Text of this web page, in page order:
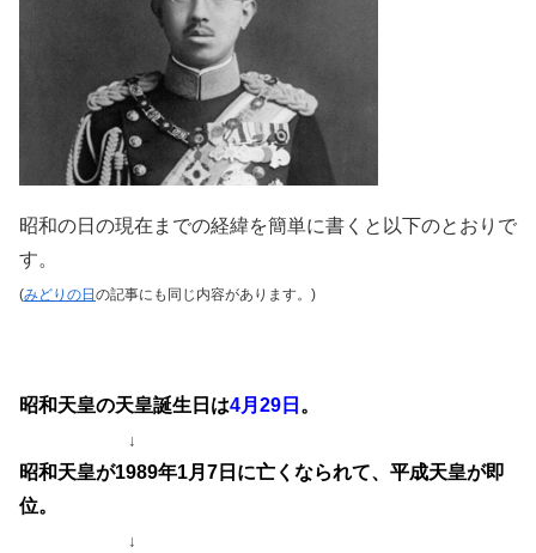
昭和の日の現在までの経緯を簡単に書くと以下のとおりで
す。
(みどりの日の記事にも同じ内容があります。)
昭和天皇の天皇誕生日は4月29日 。
↓
昭和天皇が1989年1月7日に亡くなられて、平成天皇が即
位。
↓